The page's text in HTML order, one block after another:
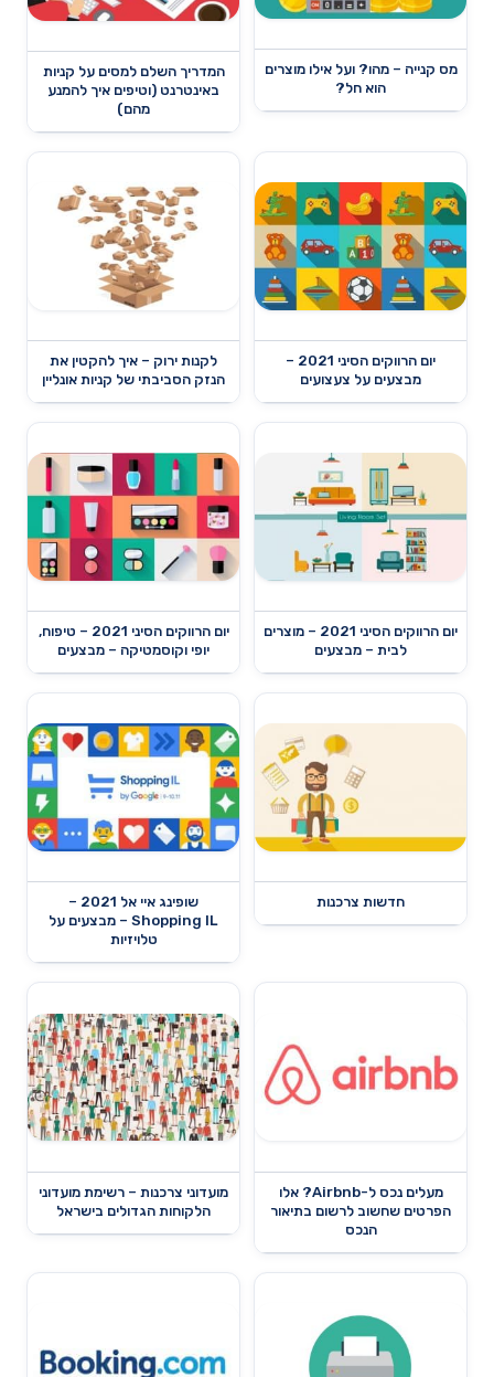
מס קנייה – מהו? ועל אילו מוצרים
הוא חל?
המדריך השלם למסים על קניות
באינטרנט (וטיפים איך להמנע
מהם)
יום הרווקים הסיני 2021 –
מבצעים על צעצועים
לקנות ירוק – איך להקטין את
הנזק הסביבתי של קניות אונליין
יום הרווקים הסיני 2021 – מוצרים
לבית – מבצעים
יום הרווקים הסיני 2021 – טיפוח,
יופי וקוסמטיקה – מבצעים
חדשות צרכנות
שופינג איי אל 2021 –
Shopping IL – מבצעים על
טלויזיות
מעלים נכס ל-Airbnb? אלו
הפרטים שחשוב לרשום בתיאור
הנכס
מועדוני צרכנות – רשימת מועדוני
הלקוחות הגדולים בישראל